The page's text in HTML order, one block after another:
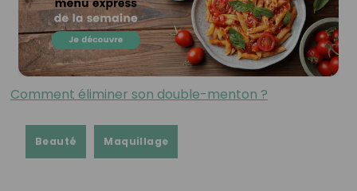
Comment éliminer son double-menton ?
Beauté Maquillage